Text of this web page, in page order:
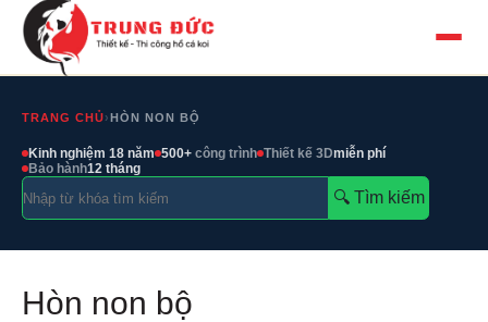
TRANG CHỦ›HÒN NON BỘ
Kinh nghiệm 18 năm 500+ công trình Thiết kế 3Dmiễn phí
Bảo hành12 tháng
🔍︎ Tìm kiếm
Hòn non bộ